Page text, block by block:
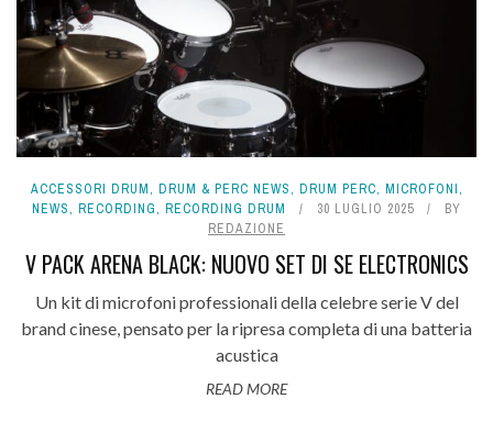
ACCESSORI DRUM, DRUM & PERC NEWS, DRUM PERC, MICROFONI,
NEWS, RECORDING, RECORDING DRUM 30 LUGLIO 2025
BY
REDAZIONE
V PACK ARENA BLACK: NUOVO SET DI SE ELECTRONICS
Un kit di microfoni professionali della celebre serie V del
brand cinese, pensato per la ripresa completa di una batteria
acustica
READ MORE